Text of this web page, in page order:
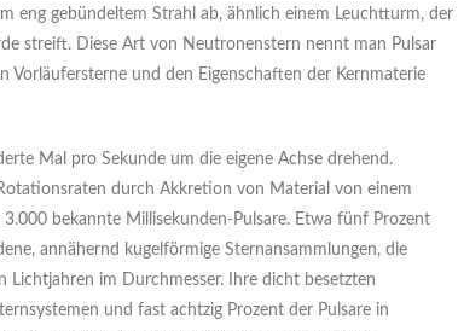
eng gebündeltem Strahl ab, ähnlich einem Leuchtturm, der
streift. Diese Art von Neutronenstern nennt man Pulsar
Vorläufersterne und den Eigenschaften der Kernmaterie
Mal pro Sekunde um die eigene Achse drehend.
durch Akkretion von Material von einem
bekannte Millisekunden-Pulsare. Etwa fünf Prozent
annähernd kugelförmige Sternansammlungen, die
Lichtjahren im Durchmesser. Ihre dicht besetzten
und fast achtzig Prozent der Pulsare in